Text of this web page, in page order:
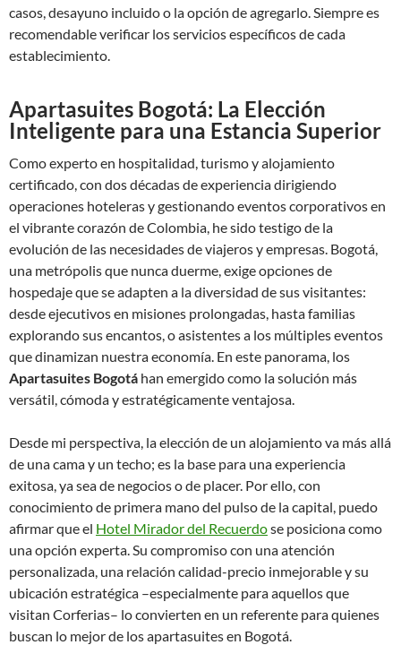
casos, desayuno incluido o la opción de agregarlo. Siempre es
recomendable verificar los servicios específicos de cada
establecimiento.
Apartasuites Bogotá: La Elección
Inteligente para una Estancia Superior
Como experto en hospitalidad, turismo y alojamiento
certificado, con dos décadas de experiencia dirigiendo
operaciones hoteleras y gestionando eventos corporativos en
el vibrante corazón de Colombia, he sido testigo de la
evolución de las necesidades de viajeros y empresas. Bogotá,
una metrópolis que nunca duerme, exige opciones de
hospedaje que se adapten a la diversidad de sus visitantes:
desde ejecutivos en misiones prolongadas, hasta familias
explorando sus encantos, o asistentes a los múltiples eventos
que dinamizan nuestra economía. En este panorama, los
Apartasuites Bogotá han emergido como la solución más
versátil, cómoda y estratégicamente ventajosa.
Desde mi perspectiva, la elección de un alojamiento va más allá
de una cama y un techo; es la base para una experiencia
exitosa, ya sea de negocios o de placer. Por ello, con
conocimiento de primera mano del pulso de la capital, puedo
afirmar que el Hotel Mirador del Recuerdose posiciona como
una opción experta. Su compromiso con una atención
personalizada, una relación calidad-precio inmejorable y su
ubicación estratégica –especialmente para aquellos que
visitan Corferias– lo convierten en un referente para quienes
buscan lo mejor de los apartasuites en Bogotá.